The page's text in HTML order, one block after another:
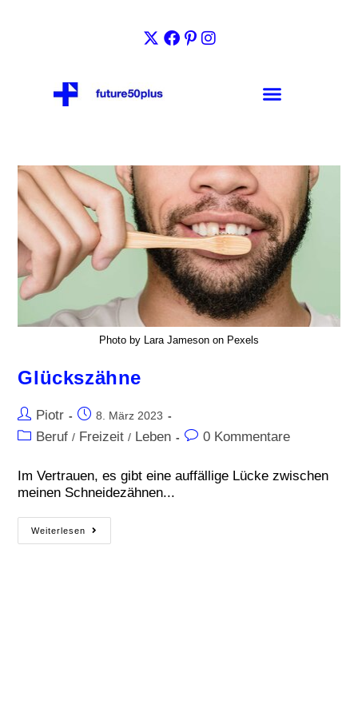
Photo by Lara Jameson on Pexels
Glückszähne
Piotr 8. März 2023
Beruf / Freizeit / Leben 0 Kommentare
Im Vertrauen, es gibt eine auffällige Lücke zwischen
meinen Schneidezähnen...
Weiterlesen